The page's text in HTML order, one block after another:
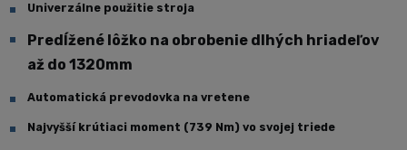
Univerzálne použitie stroja
Predĺžené lôžko na obrobenie dlhých hriadeľov
až do 1320mm
Automatická prevodovka na vretene
Najvyšší krútiaci moment (739 Nm) vo svojej triede